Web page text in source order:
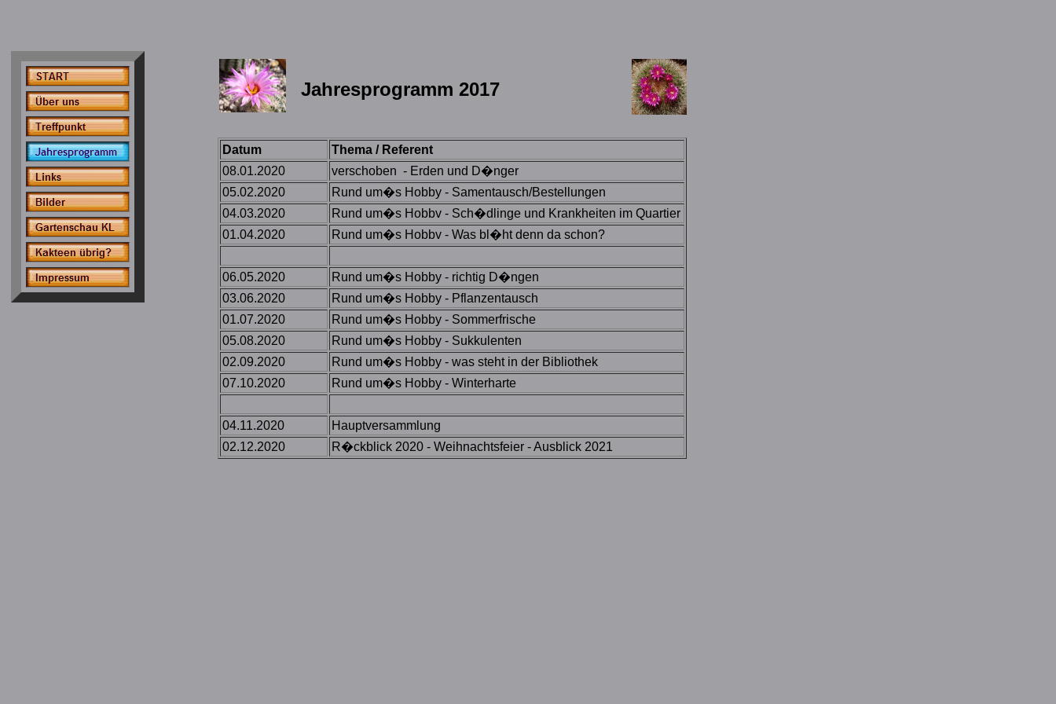
Jahresprogramm 2017
Datum
Thema / Referent
08.01.2020
verschoben - Erden und D�nger
05.02.2020
Rund um�s Hobby - Samentausch/Bestellungen
04.03.2020
Rund um�s Hobbv - Sch�dlinge und Krankheiten im Quartier
01.04.2020
Rund um�s Hobbv - Was bl�ht denn da schon?
06.05.2020
Rund um�s Hobby - richtig D�ngen
03.06.2020
Rund um�s Hobby - Pflanzentausch
01.07.2020
Rund um�s Hobby - Sommerfrische
05.08.2020
Rund um�s Hobby - Sukkulenten
02.09.2020
Rund um�s Hobby - was steht in der Bibliothek
07.10.2020
Rund um�s Hobby - Winterharte
04.11.2020
Hauptversammlung
02.12.2020
R�ckblick 2020 - Weihnachtsfeier - Ausblick 2021